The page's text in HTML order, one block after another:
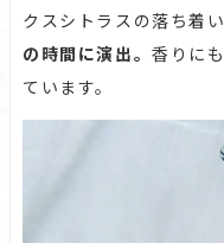
クスシトラスの落ち着
の時間に演出。香りに
ています。